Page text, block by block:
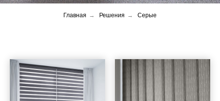
Главная → Решения → Серые